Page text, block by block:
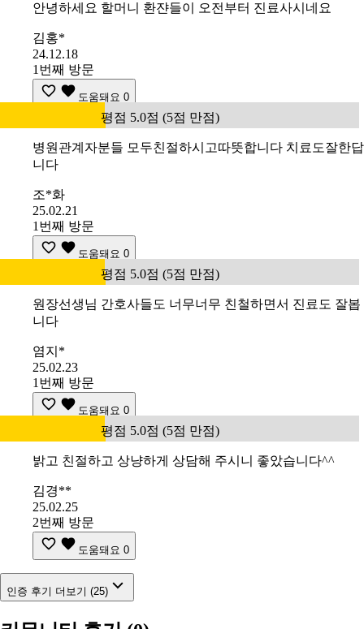
안녕하세요 할머니 환쟌들이 오전부터 진료사시네요
김홍*
24.12.18
1번째 방문
도움돼요 0
평점 5.0점 (5점 만점)
병원관계자분들 모두친절하시고따뜻합니다 치료도잘한답
니다
조*화
25.02.21
1번째 방문
도움돼요 0
평점 5.0점 (5점 만점)
원장선생님 간호사들도 너무너무 친철하면서 진료도 잘봅
니다
염지*
25.02.23
1번째 방문
도움돼요 0
평점 5.0점 (5점 만점)
밝고 친절하고 상냥하게 상담해 주시니 좋았습니다^^
김경**
25.02.25
2번째 방문
도움돼요 0
인증 후기 더보기 (25)